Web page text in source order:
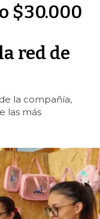
$30.000
red de
la compañía,
las más